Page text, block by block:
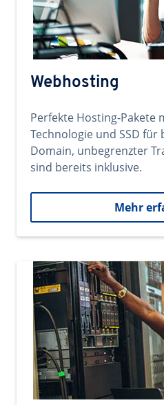
Webhosting
Perfekte Hosting-Pakete
Technologie und SSD für
Domain, unbegrenzter
sind bereits inklusive.
Mehr